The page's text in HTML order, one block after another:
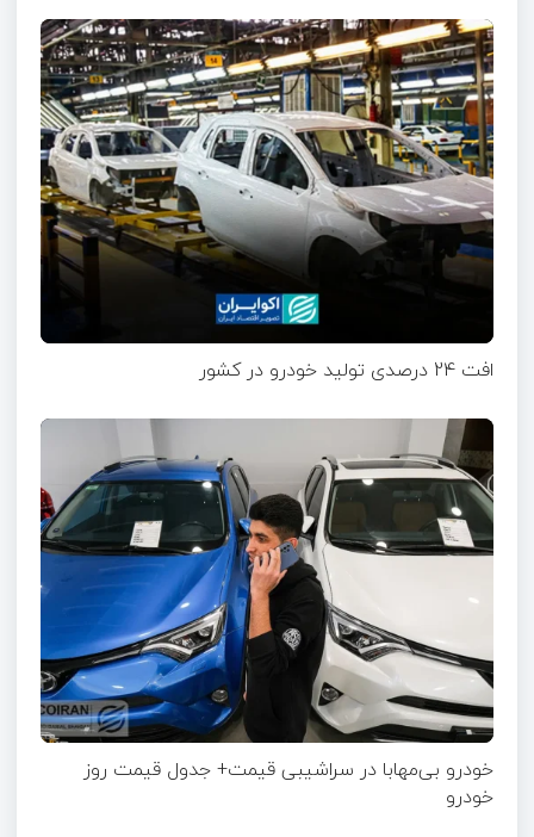
افت 24 درصدی تولید خودرو در کشور
خودرو بی‌مهابا در سراشیبی قیمت+ جدول قیمت روز
خودرو